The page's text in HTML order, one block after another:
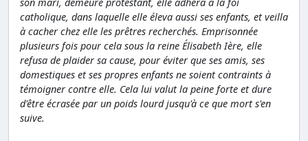
catholique, dans laquelle elle éleva aussi ses enfants, et veilla
à cacher chez elle les prêtres recherchés. Emprisonnée
plusieurs fois pour cela sous la reine Élisabeth Ière, elle
refusa de plaider sa cause, pour éviter que ses amis, ses
domestiques et ses propres enfants ne soient contraints à
témoigner contre elle. Cela lui valut la peine forte et dure
d'être écrasée par un poids lourd jusqu'à ce que mort s'en
suive.